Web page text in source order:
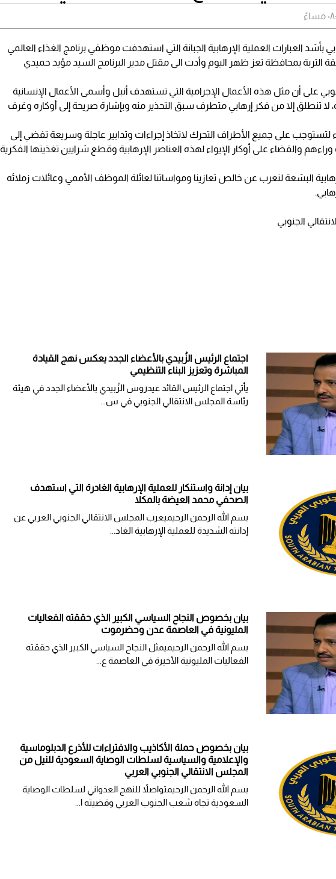
بأشد العبارات العملية الإرهابية الجبانة التي استهدفت موظفي برنامج الغذاء العالمي
التربة بمحافظة تعز ظهر اليوم وأدت الى مقتل مدير البرنامج السيد مؤيد حميدي
على أن مثل هذه الأعمال الإجرامية التي تستهدف أنبل وأسمى الأعمال الإنسانية
لا تنطلق إلا من فكر إرهابي متطرف سبق التحذير منه وبإشارة صريحة إلى أوكاره وغرف
لتستوجب على جميع الأطراف التحرك لاتخاذ إجراءات وتدابير عاجلة وسريعة تفضي إلى
والقضاء على أوكار الإيواء لهذه العناصر الإرهابية وقطع شرايين تغذيتها الفكرية
البشعة لنعرب عن خالص تعازينا ومواساتنا لعائلة الموظف الأممي وعائلات زملائه
الجنوبي
اجتماع الرئيس الزُبيدي بالأعضاء الجدد يعكس نهج القيادة
المباشرة وتعزيز البناء التنظيمي
يأتي اجتماع الرئيس القائد عيدروس الزُبيدي بالأعضاء الجدد في هيئة
رئاسة المجلس الانتقالي الجنوبي في س...
بيان إدانة واستنكار للعملية الإرهابية الغادرة التي استهدف
الصحفي محمد العيضة بالمكلا
بسم الله الرحمن الرحيميعرب المجلس الانتقالي الجنوبي العربي عن
إدانته الشديدة للعملية الإرهابية الغاد...
بيان بخصوص النجاح السياسي الكبير الذي حققته الفعاليات
المليونية في العاصمة عدن وحضرموت
بسم الله الرحمن الرحيميمثل النجاح السياسي الكبير الذي حققته
الفعاليات المليونية الأخيرة في العاصمة ع...
بيان بخصوص حملة الأكاذيب والافتراءات للأذرع الدبلوماسية
والإعلامية والسياسية لسلطات الوصاية السعودية للنيل من
المجلس الانتقالي الجنوبي العربي
بسم الله الرحمن الرحيمتواصلاً للنهج العدواني لسلطات الوصاية
السعودية تجاه شعب الجنوب العربي وقضيته ا...